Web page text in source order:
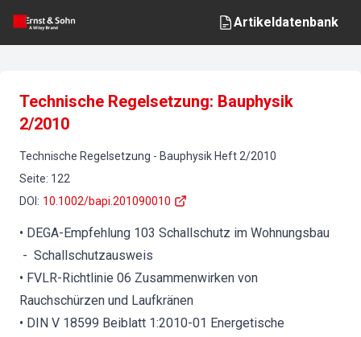
Artikeldatenbank
Technische Regelsetzung: Bauphysik
2/2010
Technische Regelsetzung - Bauphysik Heft 2/2010
Seite: 122
DOI : 10.1002/bapi.201090010
• DEGA-Empfehlung 103 Schallschutz im Wohnungsbau
- Schallschutzausweis
• FVLR-Richtlinie 06 Zusammenwirken von
Rauchschürzen und Laufkränen
• DIN V 18599 Beiblatt 1:2010-01 Energetische